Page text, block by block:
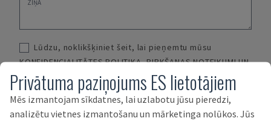
Lūdzu, noklikšķiniet šeit, lai pieņemtu mūsu
KONFIDENCIALITĀTES POLITIKA,PIRKŠANAS NOTEIKUMI UN
NOSACĪJUMI
PĀRDOŠANAS NOTEIKUMI UN NOSACĪJUMI
IESNIEGT
Privātuma paziņojums ES lietotājiem
Mēs izmantojam sīkdatnes, lai uzlabotu jūsu pieredzi,
analizētu vietnes izmantošanu un mārketinga nolūkos. Jūs